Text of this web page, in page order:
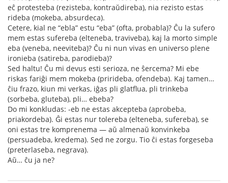
eĉ protesteba (rezisteba, kontraŭdireba), nia rezisto estas
rideba (mokeba, absurdeca).
Cetere, kial ne “ebla” estu “eba” (ofta, probabla)? Ĉu la sufero
mem estas sufereba (elteneba, traviveba), kaj la morto simple
eba (veneba, neeviteba)? Ĉu ni nun vivas en universo plene
ironieba (satireba, parodieba)?
Sed haltu! Ĉu mi devus esti serioza, ne ŝercema? Mi ebe
riskas fariĝi mem mokeba (prirideba, ofendeba). Kaj tamen…
ĉiu frazo, kiun mi verkas, iĝas pli glatflua, pli trinkeba
(sorbeba, gluteba), pli… ebeba?
Do mi konkludas: -eb ne estas akcepteba (aprobeba,
priakordeba). Ĝi estas nur tolereba (elteneba, sufereba), se
oni estas tre komprenema — aŭ almenaŭ konvinkeba
(persuadeba, kredema). Sed ne zorgu. Tio ĉi estas forgeseba
(preterlaseba, negrava).
Aŭ… ĉu ja ne?